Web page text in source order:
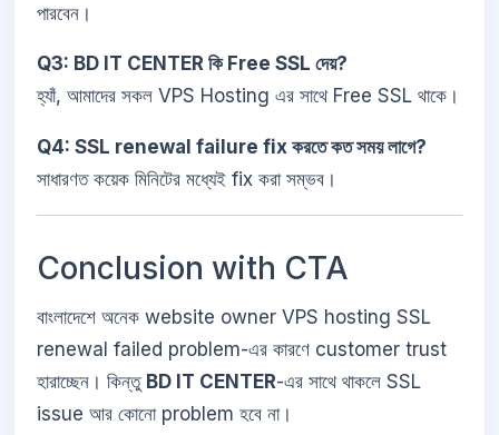
পারবেন।
Q3: BD IT CENTER কি Free SSL দেয়?
হ্যাঁ, আমাদের সকল VPS Hosting এর সাথে Free SSL থাকে।
Q4: SSL renewal failure fix করতে কত সময় লাগে?
সাধারণত কয়েক মিনিটের মধ্যেই fix করা সম্ভব।
Conclusion with CTA
বাংলাদেশে অনেক website owner VPS hosting SSL
renewal failed problem-এর কারণে customer trust
হারাচ্ছেন। কিন্তু BD IT CENTER-এর সাথে থাকলে SSL
issue আর কোনো problem হবে না।